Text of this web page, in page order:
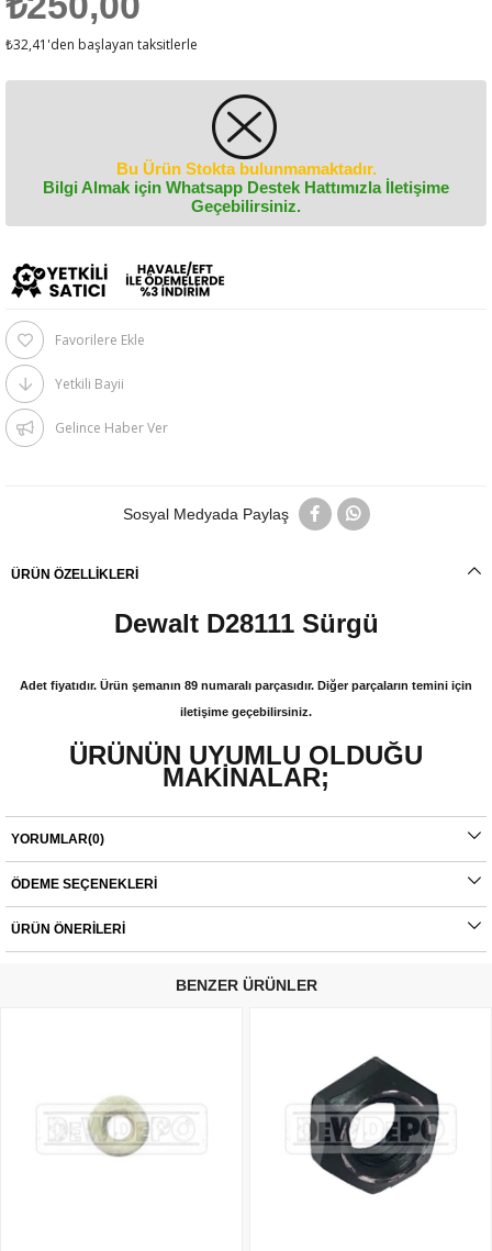
₺32,41 'den başlayan taksitlerle
Bu Ürün Stokta bulunmamaktadır.
Bilgi Almak için Whatsapp Destek Hattımızla İletişime
Geçebilirsiniz.
Favorilere Ekle
Yetkili Bayii
Gelince Haber Ver
Sosyal Medyada Paylaş
ÜRÜN ÖZELLIKLERI
Dewalt D28111 Sürgü
Adet fiyatıdır. Ürün şemanın 89 numaralı parçasıdır. Diğer parçaların temini için
iletişime geçebilirsiniz.
ÜRÜNÜN UYUMLU OLDUĞU
MAKİNALAR;
montajlarda ürünlerin iade veya değişim süreçleri bulunmamaktadır. Yedek
servis haricinde yapılan montajlardan kaynaklı sorunlar tamamen müşteriye aittir.
YORUMLAR(0)
ÖDEME SEÇENEKLERI
ÜRÜN ÖNERILERI
BENZER ÜRÜNLER